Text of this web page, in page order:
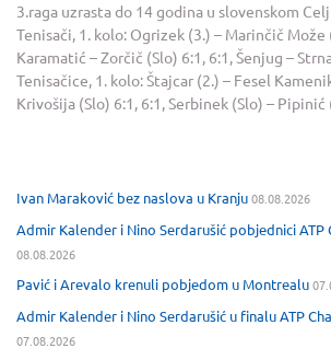
3.raga uzrasta do 14 godina u slovenskom
Tenisači, 1. kolo: Ogrizek (3.) – Marinčič Može
Karamatić – Zorčič (Slo) 6:1, 6:1, Šenjug –
Tenisačice, 1. kolo: Štajcar (2.) – Fesel
Krivošija (Slo) 6:1, 6:1, Serbinek (Slo) – Pipinić
Ivan Maraković bez naslova u Kranju08.08.2026
Admir Kalender i Nino Serdarušić pobjednici ATP
08.08.2026
Pavić i Arevalo krenuli pobjedom u Montrealu
Admir Kalender i Nino Serdarušić u finalu ATP
07.08.2026